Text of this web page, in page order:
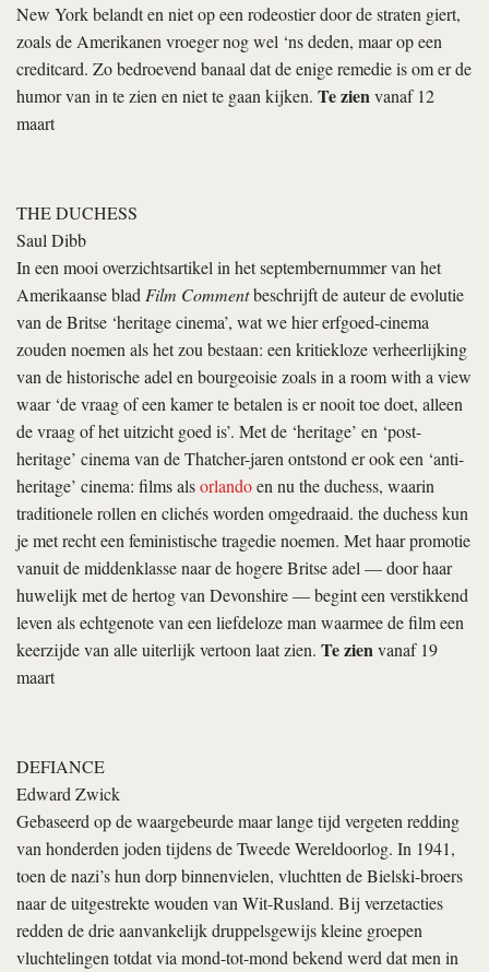
New York belandt en niet op een rodeostier door de straten giert,
zoals de Amerikanen vroeger nog wel ‘ns deden, maar op een
creditcard. Zo bedroevend banaal dat de enige remedie is om er de
humor van in te zien en niet te gaan kijken. Te zienvanaf 12
maart
THE DUCHESS
Saul Dibb
In een mooi overzichtsartikel in het septembernummer van het
Amerikaanse bladFilm Commentbeschrijft de auteur de evolutie
van de Britse ‘heritage cinema’, wat we hier erfgoed-cinema
zouden noemen als het zou bestaan: een kritiekloze verheerlijking
van de historische adel en bourgeoisie zoals ina room with a view
waar ‘de vraag of een kamer te betalen is er nooit toe doet, alleen
de vraag of het uitzicht goed is’. Met de ‘heritage’ en ‘post-
heritage’ cinema van de Thatcher-jaren ontstond er ook een ‘anti-
heritage’ cinema: films alsorlandoen nuthe duchess, waarin
traditionele rollen en clichés worden omgedraaid. the duchesskun
je met recht een feministische tragedie noemen. Met haar promotie
vanuit de middenklasse naar de hogere Britse adel — door haar
huwelijk met de hertog van Devonshire — begint een verstikkend
leven als echtgenote van een liefdeloze man waarmee de film een
keerzijde van alle uiterlijk vertoon laat zien. Te zienvanaf 19
maart
DEFIANCE
Edward Zwick
Gebaseerd op de waargebeurde maar lange tijd vergeten redding
van honderden joden tijdens de Tweede Wereldoorlog. In 1941,
toen de nazi’s hun dorp binnenvielen, vluchtten de Bielski-broers
naar de uitgestrekte wouden van Wit-Rusland. Bij verzetacties
redden de drie aanvankelijk druppelsgewijs kleine groepen
vluchtelingen totdat via mond-tot-mond bekend werd dat men in